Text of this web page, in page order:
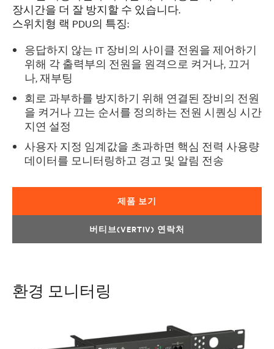
장시간을 더 잘 방지할 수 있습니다.
스위치형 랙 PDU의 특징:
응답하지 않는 IT 장비의 사이클 전원을 제어하기
위해 각 출력부의 전원을 원격으로 켜거나, 끄거
나, 재부팅
회로 과부하를 방지하기 위해 연결된 장비의 전원
을 켜거나 끄는 순서를 정의하는 전원 시퀀싱 시간
지연 설정
사용자 지정 임계값을 초과하면 핵심 전력 사용량
데이터를 모니터링하고 경고 및 알림 전송
제품 보기
버티브(VERTIV) 연락처
환경 모니터링